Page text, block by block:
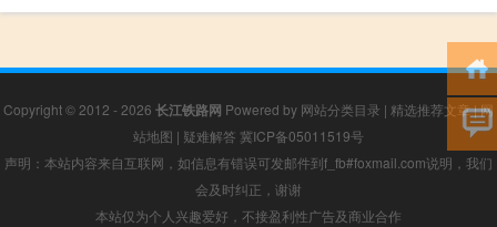
Copyright © 2012 - 2026 长江铁路网 Powered by 网站分类目录 | 精选推荐文章|网
站地图 | 疑难解答 冀ICP备05011519号
声明：本站内容来自互联网，如信息有错误可发邮件到f_fb#foxmail.com说明，我们
会及时纠正，谢谢
本站仅为个人兴趣爱好，不接盈利性广告及商业合作